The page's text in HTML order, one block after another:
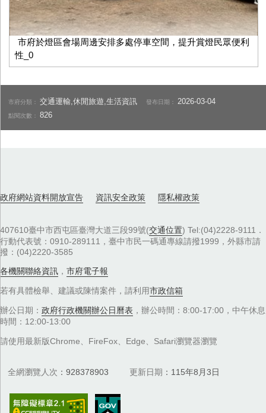
市府於燈區會場周邊安排多處停車空間，提升賞燈民眾便利
性_0
市府分類：交通運輸,休閒旅遊,生活資訊 發布日期： 2026-03-04
點閱次數：826
政府網站資料開放宣告 資訊安全政策 隱私權政策
407610臺中市西屯區臺灣大道三段99號(交通位置) Tel:(04)2228-9111．
行動代表號：0910-289111，臺中市民一碼通專線請撥1999，外縣市請
撥：(04)2220-3585
各機關聯絡資訊 ， 市府電子報
若有具體檢舉、建議或陳情案件，請利用市政信箱
辦公日期： 政府行政機關辦公日曆表 ，辦公時間：8:00-17:00，中午休息
時間：12:00-13:00
請使用最新版Chrome、FireFox、Edge、Safari瀏覽器瀏覽
全網瀏覽人次 928378903 更新日期 115年8月3日